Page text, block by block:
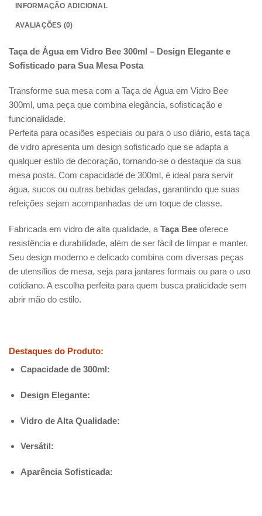
INFORMAÇÃO ADICIONAL
AVALIAÇÕES (0)
Taça de Água em Vidro Bee 300ml – Design Elegante e
Sofisticado para Sua Mesa Posta
Transforme sua mesa com a Taça de Água em Vidro Bee
300ml, uma peça que combina elegância, sofisticação e
funcionalidade.
Perfeita para ocasiões especiais ou para o uso diário, esta taça
de vidro apresenta um design sofisticado que se adapta a
qualquer estilo de decoração, tornando-se o destaque da sua
mesa posta. Com capacidade de 300ml, é ideal para servir
água, sucos ou outras bebidas geladas, garantindo que suas
refeições sejam acompanhadas de um toque de classe.
Fabricada em vidro de alta qualidade, a Taça Bee oferece
resistência e durabilidade, além de ser fácil de limpar e manter.
Seu design moderno e delicado combina com diversas peças
de utensílios de mesa, seja para jantares formais ou para o uso
cotidiano. A escolha perfeita para quem busca praticidade sem
abrir mão do estilo.
Destaques do Produto:
Capacidade de 300ml:
Design Elegante:
Vidro de Alta Qualidade:
Versátil:
Aparência Sofisticada: